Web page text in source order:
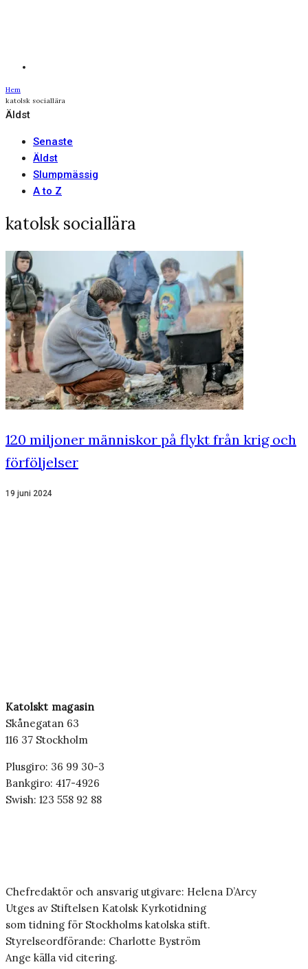
Hem
katolsk sociallära
Äldst
Senaste
Äldst
Slumpmässig
A to Z
katolsk sociallära
120 miljoner människor på flykt från krig och
förföljelser
19 juni 2024
Katolskt magasin
Skånegatan 63
116 37 Stockholm
Plusgiro: 36 99 30-3
Bankgiro: 417-4926
Swish: 123 558 92 88
Chefredaktör och ansvarig utgivare: Helena D’Arcy
Utges av Stiftelsen Katolsk Kyrkotidning
som tidning för Stockholms katolska stift.
Styrelseordförande: Charlotte Byström
Ange källa vid citering.